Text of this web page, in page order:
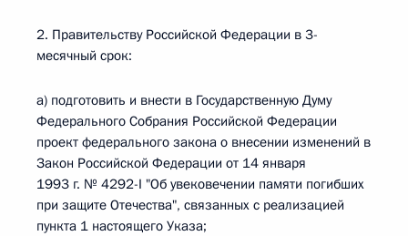
2. Правительству Российской Федерации в 3-
месячный срок:
а) подготовить и внести в Государственную Думу
Федерального Собрания Российской Федерации
проект федерального закона о внесении изменений в
Закон Российской Федерации от 14 января
1993 г. № 4292-I "Об увековечении памяти погибших
при защите Отечества", связанных с реализацией
пункта 1 настоящего Указа;